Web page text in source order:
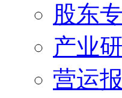
股东
产业
营运